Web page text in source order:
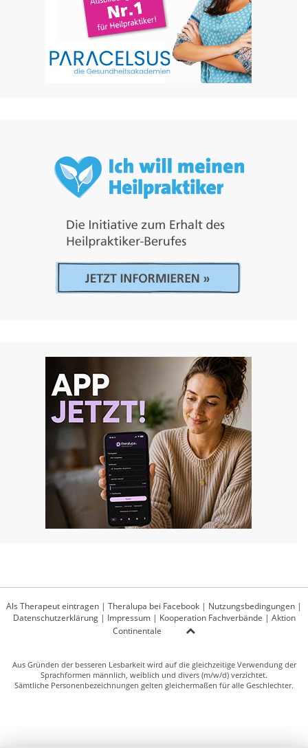
Als Therapeut eintragen | Theralupa bei Facebook | Nutzungsbedingungen |
Datenschutzerklärung| Impressum| Kooperation Fachverbände | Aktion
Continentale
Aus Gründen der besseren Lesbarkeit wird auf die gleichzeitige Verwendung der
Sprachformen männlich, weiblich und divers (m/w/d) verzichtet.
Sämtliche Personenbezeichnungen gelten gleichermaßen für alle Geschlechter.